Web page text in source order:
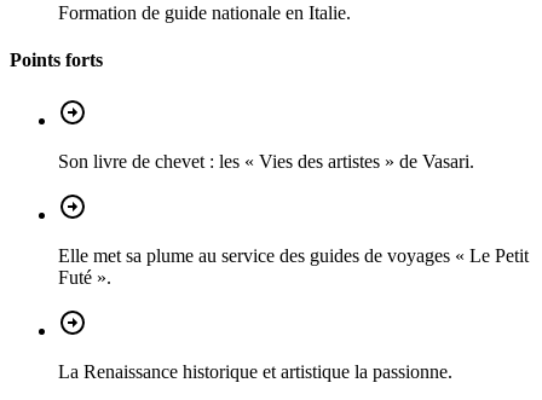
Formation de guide nationale en Italie.
Points forts
Son livre de chevet : les « Vies des artistes » de Vasari.
Elle met sa plume au service des guides de voyages « Le Petit
Futé ».
La Renaissance historique et artistique la passionne.